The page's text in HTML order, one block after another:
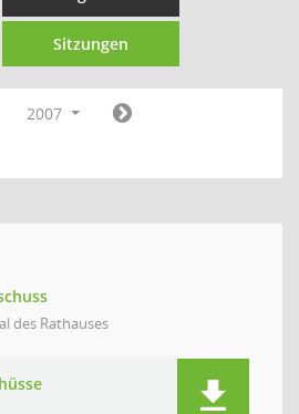
Sitzungen
2007
des Rathauses